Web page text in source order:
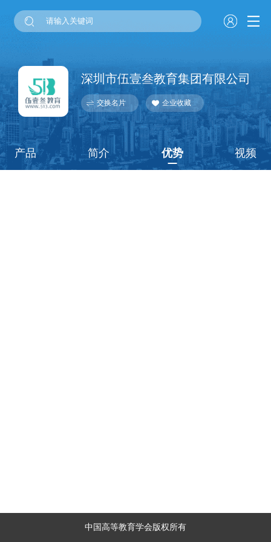
深圳市伍壹叁教育集团有限公司
交换名片 企业收藏
产品 简介 优势 视频
中国高等教育学会版权所有